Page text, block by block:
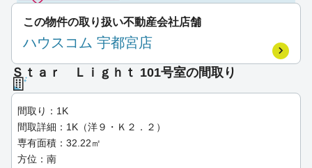
この物件の取り扱い不動産会社店舗
ハウスコム 宇都宮店
Ｓｔａｒ Ｌｉｇｈｔ 101号室の間取り
間取り：1K
間取詳細：1K（洋９・Ｋ２．２）
専有面積：32.22㎡
方位：南